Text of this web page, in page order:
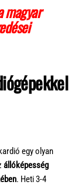
magyar
egy olyan
állóképesség
. Heti 3-4